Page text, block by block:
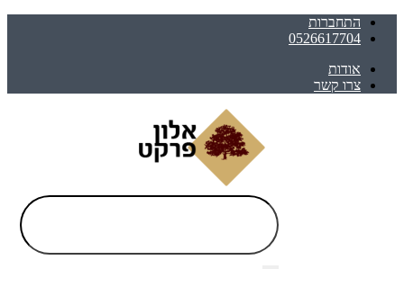
התחברות
0526617704
אודות
צרו קשר